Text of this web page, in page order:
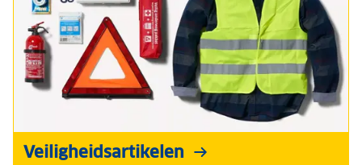
Veiligheidsartikelen